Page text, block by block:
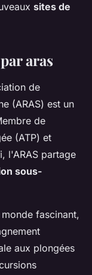
sites de
aras
de
(ARAS) est un
de
(ATP) et
l'ARAS partage
sous-
fascinant,
aux plongées